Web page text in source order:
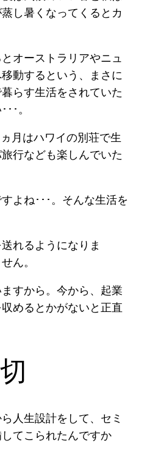
し暑くなってくるとカ
オーストラリアやニュ
動するという、まさに
らす生活をされていた
･。
月はハワイの別荘で生
行なども楽しんでいた
よね･･･。そんな生活を
れるようになりま
ん。
すから。今から、起業
めるとかがないと正直
人生設計をして、セミ
てこられたんですか